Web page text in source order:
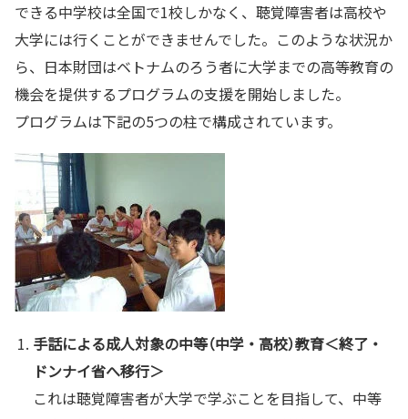
できる中学校は全国で1校しかなく、聴覚障害者は高校や
大学には行くことができませんでした。このような状況か
ら、日本財団はベトナムのろう者に大学までの高等教育の
機会を提供するプログラムの支援を開始しました。
プログラムは下記の5つの柱で構成されています。
手話による成人対象の中等（中学・高校）教育＜終了・
ドンナイ省へ移行＞
これは聴覚障害者が大学で学ぶことを目指して、中等